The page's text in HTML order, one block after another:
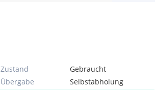
Zustand
Gebraucht
Übergabe
Selbstabholung